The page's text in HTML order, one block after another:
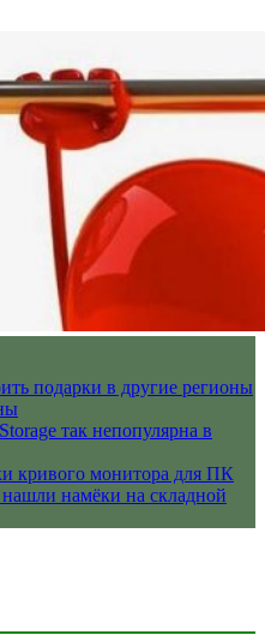
подарки в другие регионы
так непопулярна в
кривого монитора для ПК
намёки на складной